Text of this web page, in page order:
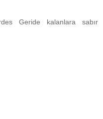
Geride kalanlara sabır